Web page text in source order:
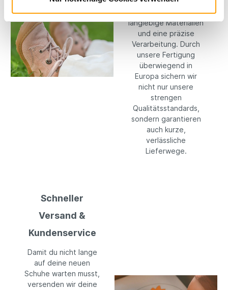
auf hochwertige,
langlebige Materialien
und eine präzise
Verarbeitung. Durch
unsere Fertigung
überwiegend in
Europa sichern wir
nicht nur unsere
strengen
Qualitätsstandards,
sondern garantieren
auch kurze,
verlässliche
Lieferwege.
Schneller
Versand &
Kundenservice
Damit du nicht lange
auf deine neuen
Schuhe warten musst,
versenden wir deine